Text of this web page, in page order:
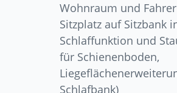
Wohnraum und
Sitzplatz auf Sitzbank
Schlaffunktion und
für Schienenboden,
Schlafbank)